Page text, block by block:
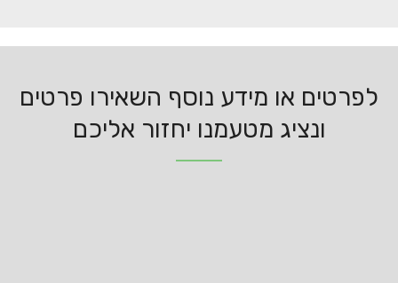
לפרטים או מידע נוסף השאירו פרטים
ונציג מטעמנו יחזור אליכם